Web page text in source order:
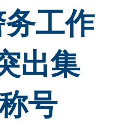
工作
出集
号